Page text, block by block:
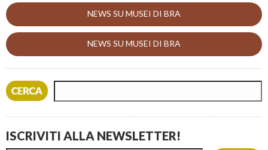
NEWS SU MUSEI DI BRA
NEWS SU MUSEI DI BRA
ISCRIVITI ALLA NEWSLETTER!